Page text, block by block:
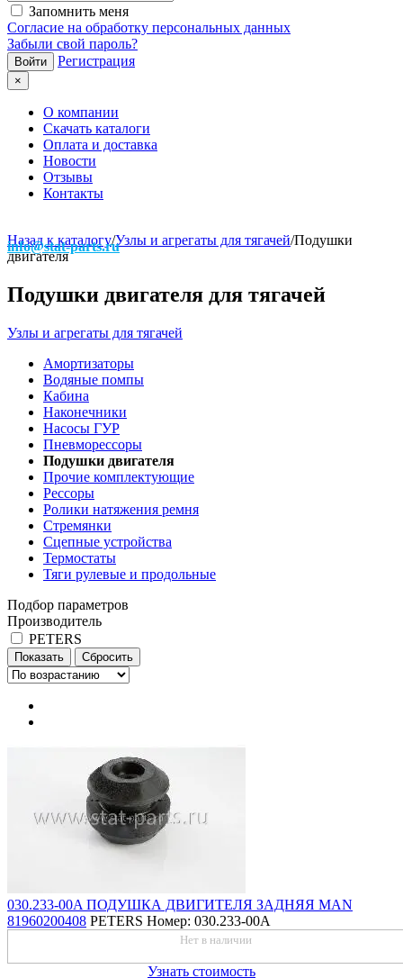
Запомнить меня
Согласие на обработку персональных данных
Забыли свой пароль?
Регистрация
×
О компании
Скачать каталоги
Оплата и доставка
Новости
Отзывы
Контакты
info@stat-parts.ru
Назад к каталогу/Узлы и агрегаты для тягачей/Подушки
двигателя
Подушки двигателя для тягачей
Узлы и агрегаты для тягачей
Амортизаторы
Водяные помпы
Кабина
Наконечники
Насосы ГУР
Пневморессоры
Подушки двигателя
Прочие комплектующие
Рессоры
Ролики натяжения ремня
Стремянки
Сцепные устройства
Термостаты
Тяги рулевые и продольные
Подбор параметров
Производитель
PETERS
030.233-00A ПОДУШКА ДВИГИТЕЛЯ ЗАДНЯЯ MAN
81960200408 PETERS Номер: 030.233-00A
Нет в наличии
Узнать стоимость